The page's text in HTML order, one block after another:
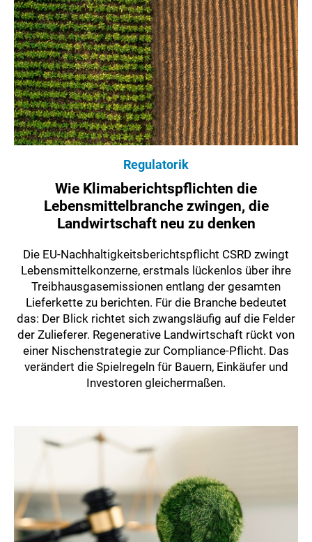
Regulatorik
Wie Klimaberichtspflichten die
Lebensmittelbranche zwingen, die
Landwirtschaft neu zu denken
Die EU-Nachhaltigkeitsberichtspflicht CSRD zwingt
Lebensmittelkonzerne, erstmals lückenlos über ihre
Treibhausgasemissionen entlang der gesamten
Lieferkette zu berichten. Für die Branche bedeutet
das: Der Blick richtet sich zwangsläufig auf die Felder
der Zulieferer. Regenerative Landwirtschaft rückt von
einer Nischenstrategie zur Compliance-Pflicht. Das
verändert die Spielregeln für Bauern, Einkäufer und
Investoren gleichermaßen.